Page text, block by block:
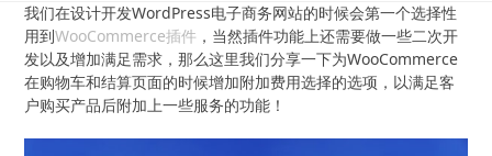
我们在设计开发WordPress电子商务网站的时候会第一个选择性
用到WooCommerce插件 ，当然插件功能上还需要做一些二次开
发以及增加满足需求，那么这里我们分享一下为WooCommerce
在购物车和结算页面的时候增加附加费用选择的选项，以满足客
户购买产品后附加上一些服务的功能！